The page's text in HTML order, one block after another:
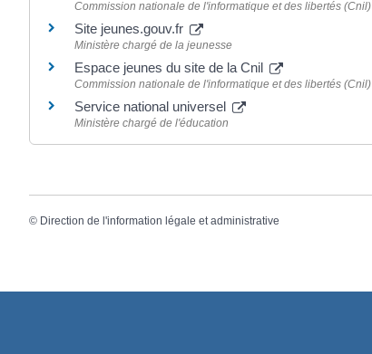
Commission nationale de l'informatique et des libertés (Cnil)
Site jeunes.gouv.fr
Ministère chargé de la jeunesse
Espace jeunes du site de la Cnil
Commission nationale de l'informatique et des libertés (Cnil)
Service national universel
Ministère chargé de l'éducation
© Direction de l'information légale et administrative